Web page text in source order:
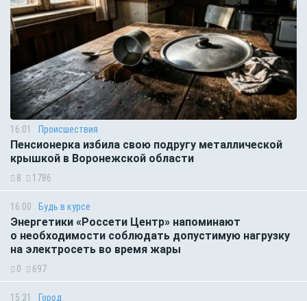
16:01 Происшествия
Пенсионерка избила свою подругу металлической
крышкой в Воронежской области
8 1786
16:00 Будь в курсе
Энергетики «Россети Центр» напоминают
о необходимости соблюдать допустимую нагрузку
на электросеть во время жары
0 697
15:31 Город